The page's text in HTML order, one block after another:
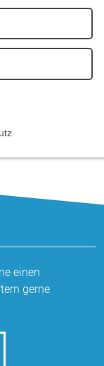
einen
gerne
Funktion